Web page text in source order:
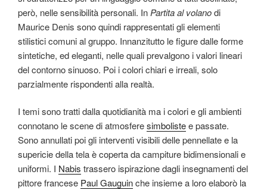
però, nelle sensibilità personali. In Partita al volanodi
Maurice Denis sono quindi rappresentati gli elementi
stilistici comuni al gruppo. Innanzitutto le figure dalle forme
sintetiche, ed eleganti, nelle quali prevalgono i valori lineari
del contorno sinuoso. Poi i colori chiari e irreali, solo
parzialmente rispondenti alla realtà.
I temi sono tratti dalla quotidianità ma i colori e gli ambienti
connotano le scene di atmosferesimbolistee passate.
Sono annullati poi gli interventi visibili delle pennellate e la
supericie della tela è coperta da campiture bidimensionali e
uniformi. I Nabis trassero ispirazione dagli insegnamenti del
pittore francese Paul Gauguinche insieme a loro elaborò la